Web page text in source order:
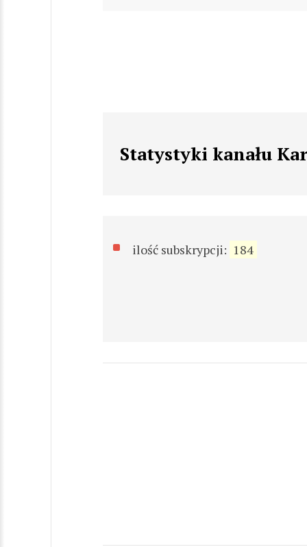
Statystyki kanału
ilość subskrypcji: 184